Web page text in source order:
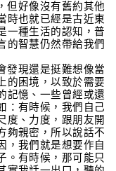
但好像沒有舊約其他
時也就已經是古近東
一種生活的認知，普
的智慧仍然帶給我們
發現還是挺難想像當
的困境，以致於需要
記憶、一些曾經或還
：有時候，我們自己
度、力度，跟朋友開
夠親密，所以說話不
，我們就是想要作自
。有時候，那可能只